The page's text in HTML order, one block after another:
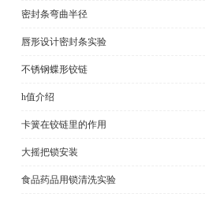
密封条弯曲半径
唇形设计密封条实验
不锈钢蝶形铰链
h值介绍
卡簧在铰链里的作用
大摇把锁安装
食品药品用锁清洗实验